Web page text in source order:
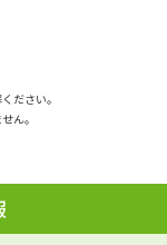
いて
送状況の確認
ださい。
ん。